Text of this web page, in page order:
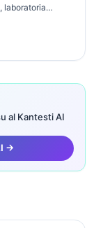
laboratoria
Prezidanto
li
paneloj,
al Kantesti AI
→